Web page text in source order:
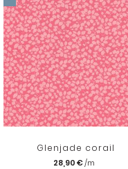
Glenjade corail
28,90 €